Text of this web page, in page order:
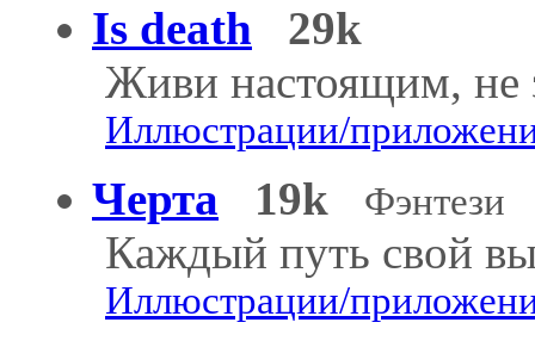
Is death
29k
Живи настоящим, не
Иллюстрации/
Черта 19k Фэнтези
Каждый путь свой
Иллюстрации/